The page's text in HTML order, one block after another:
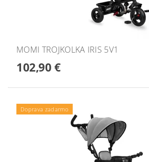
MOMI TROJKOLKA IRIS 5V1
102,90 €
Doprava zadarmo